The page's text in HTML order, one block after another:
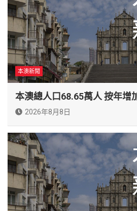
本澳新聞
本澳總人口68.65萬人 按年增
2026年8月8日